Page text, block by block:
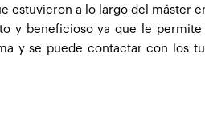
estuvieron a lo largo del máster
y beneficioso ya que le
y se puede contactar con los
encuentro aplicando muchos